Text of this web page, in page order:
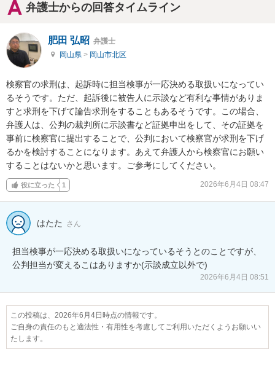
弁護士からの回答タイムライン
肥田 弘昭 弁護士
岡山県 > 岡山市北区
検察官の求刑は、起訴時に担当検事が一応決める取扱いになってい
るそうです。ただ、起訴後に被告人に示談など有利な事情がありま
すと求刑を下げて論告求刑をすることもあるそうです。この場合、
弁護人は、公判の裁判所に示談書など証拠申出をして、その証拠を
事前に検察官に提出することで、公判において検察官が求刑を下げ
るかを検討することになります。あえて弁護人から検察官にお願い
することはないかと思います。ご参考にしてください。
役に立った 1 2026年6月4日 08:47
はたた さん
担当検事が一応決める取扱いになっているそうとのことですが、
公判担当が変えるこはありますか(示談成立以外で)
2026年6月4日 08:51
この投稿は、2026年6月4日時点の情報です。
ご自身の責任のもと適法性・有用性を考慮してご利用いただくようお願いい
たします。